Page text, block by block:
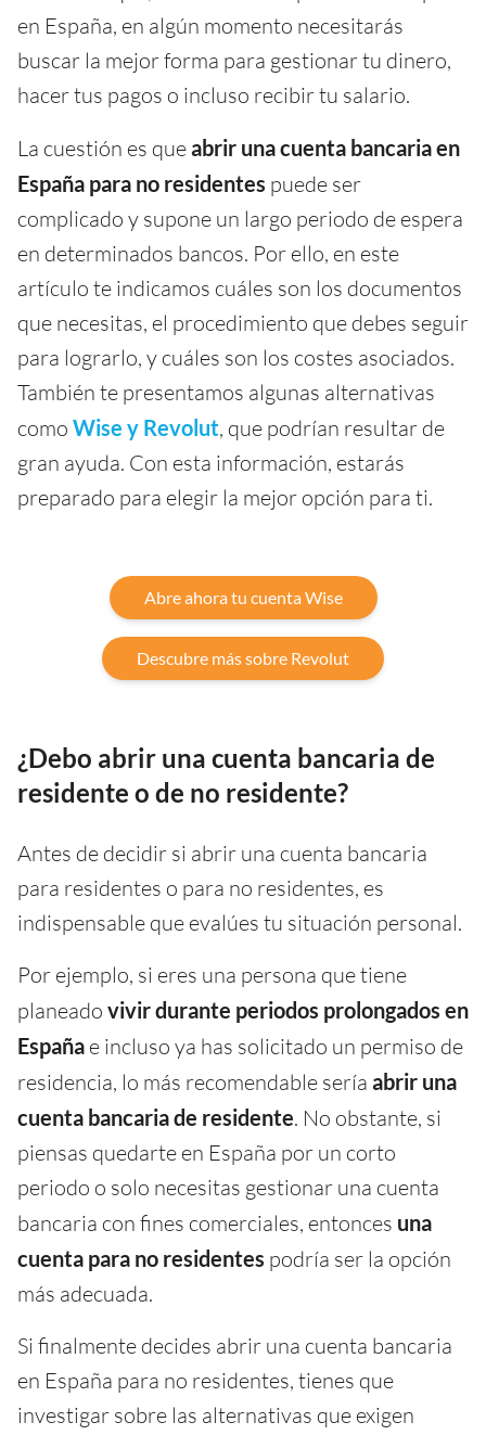
en España, en algún momento necesitarás
buscar la mejor forma para gestionar tu dinero,
hacer tus pagos o incluso recibir tu salario.
La cuestión es queabrir una cuenta bancariaen
España para no residentes puede ser
complicado y supone un largo periodo de espera
en determinados bancos. Por ello, en este
artículo te indicamos cuáles son los documentos
que necesitas, el procedimiento que debes seguir
para lograrlo, y cuáles son los costes asociados.
También te presentamos algunas alternativas
como Wise y Revolut, que podrían resultar de
gran ayuda. Con esta información, estarás
preparado para elegir la mejor opción para ti.
Abre ahora tu cuenta Wise
Descubre más sobre Revolut
¿Debo abrir una cuenta bancaria de
residente o de no residente?
Antes de decidir si abrir una cuenta bancaria
para residentes o para no residentes, es
indispensable que evalúes tu situación personal.
Por ejemplo, si eres una persona que tiene
planeado vivir durante periodos prolongados en
España e incluso ya has solicitado un permiso de
residencia, lo más recomendable sería abrir una
cuenta bancaria de residente. No obstante, si
piensas quedarte en España por un corto
periodo o solo necesitas gestionar una cuenta
bancaria con fines comerciales, entonces una
cuenta para no residentes podría ser la opción
más adecuada.
Si finalmente decides abrir una cuenta bancaria
en España para no residentes, tienes que
investigar sobre las alternativas que exigen